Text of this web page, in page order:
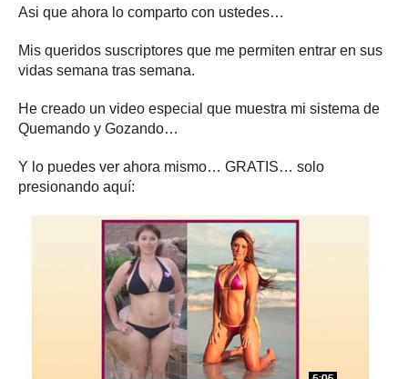
Asi que ahora lo comparto con ustedes…
Mis queridos suscriptores que me permiten entrar en sus
vidas semana tras semana.
He creado un video especial que muestra mi sistema de
Quemando y Gozando…
Y lo puedes ver ahora mismo… GRATIS… solo
presionando aquí: